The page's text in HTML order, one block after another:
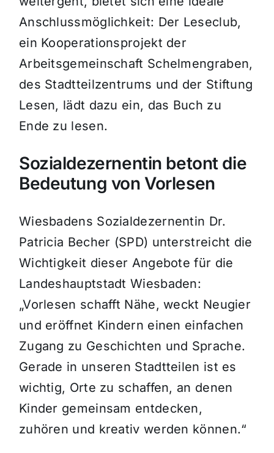
Anschlussmöglichkeit: Der Leseclub,
ein Kooperationsprojekt der
Arbeitsgemeinschaft Schelmengraben,
des Stadtteilzentrums und der Stiftung
Lesen, lädt dazu ein, das Buch zu
Ende zu lesen.
Sozialdezernentin betont die
Bedeutung von Vorlesen
Wiesbadens Sozialdezernentin Dr.
Patricia Becher (SPD) unterstreicht die
Wichtigkeit dieser Angebote für die
Landeshauptstadt Wiesbaden:
„Vorlesen schafft Nähe, weckt Neugier
und eröffnet Kindern einen einfachen
Zugang zu Geschichten und Sprache.
Gerade in unseren Stadtteilen ist es
wichtig, Orte zu schaffen, an denen
Kinder gemeinsam entdecken,
zuhören und kreativ werden können.“